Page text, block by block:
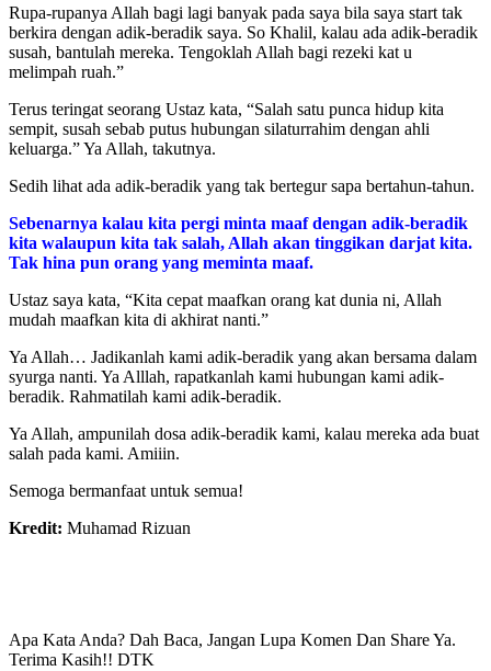
Rupa-rupanya Allah bagi lagi banyak pada saya bila saya start tak
berkira dengan adik-beradik saya. So Khalil, kalau ada adik-beradik
susah, bantulah mereka. Tengoklah Allah bagi rezeki kat u
melimpah ruah.”
Terus teringat seorang Ustaz kata, “Salah satu punca hidup kita
sempit, susah sebab putus hubungan silaturrahim dengan ahli
keluarga.” Ya Allah, takutnya.
Sedih lihat ada adik-beradik yang tak bertegur sapa bertahun-tahun.
Sebenarnya kalau kita pergi minta maaf dengan adik-beradik
kita walaupun kita tak salah, Allah akan tinggikan darjat kita.
Tak hina pun orang yang meminta maaf.
Ustaz saya kata, “Kita cepat maafkan orang kat dunia ni, Allah
mudah maafkan kita di akhirat nanti.”
Ya Allah… Jadikanlah kami adik-beradik yang akan bersama dalam
syurga nanti. Ya Alllah, rapatkanlah kami hubungan kami adik-
beradik. Rahmatilah kami adik-beradik.
Ya Allah, ampunilah dosa adik-beradik kami, kalau mereka ada buat
salah pada kami. Amiiin.
Semoga bermanfaat untuk semua!
Kredit: Muhamad Rizuan
Apa Kata Anda? Dah Baca, Jangan Lupa Komen Dan Share Ya.
Terima Kasih!! DTK